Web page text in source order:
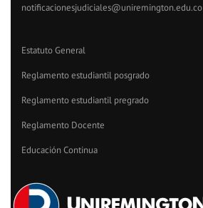
notificacionesjudiciales@uniremington.edu.co
Estatuto General
Reglamento estudiantil posgrado
Reglamento estudiantil pregrado
Reglamento Docente
Educación Continua